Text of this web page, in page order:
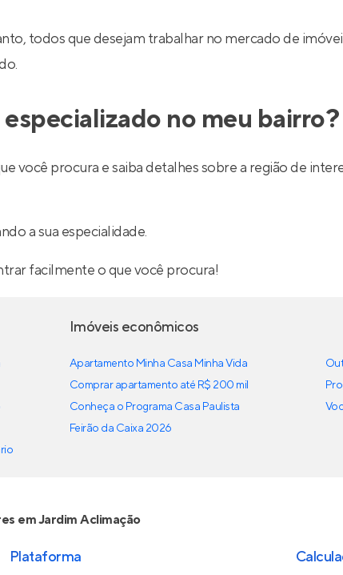
todos que desejam trabalhar no mercado de
no meu bairro?
você procura e saiba detalhes sobre a região de
a sua especialidade.
facilmente o que você procura!
Imóveis econômicos
Apartamento Minha Casa Minha Vida
Comprar apartamento até R$ 200 mil
Conheça o Programa Casa Paulista
Feirão da Caixa 2026
em Jardim Aclimação
Plataforma